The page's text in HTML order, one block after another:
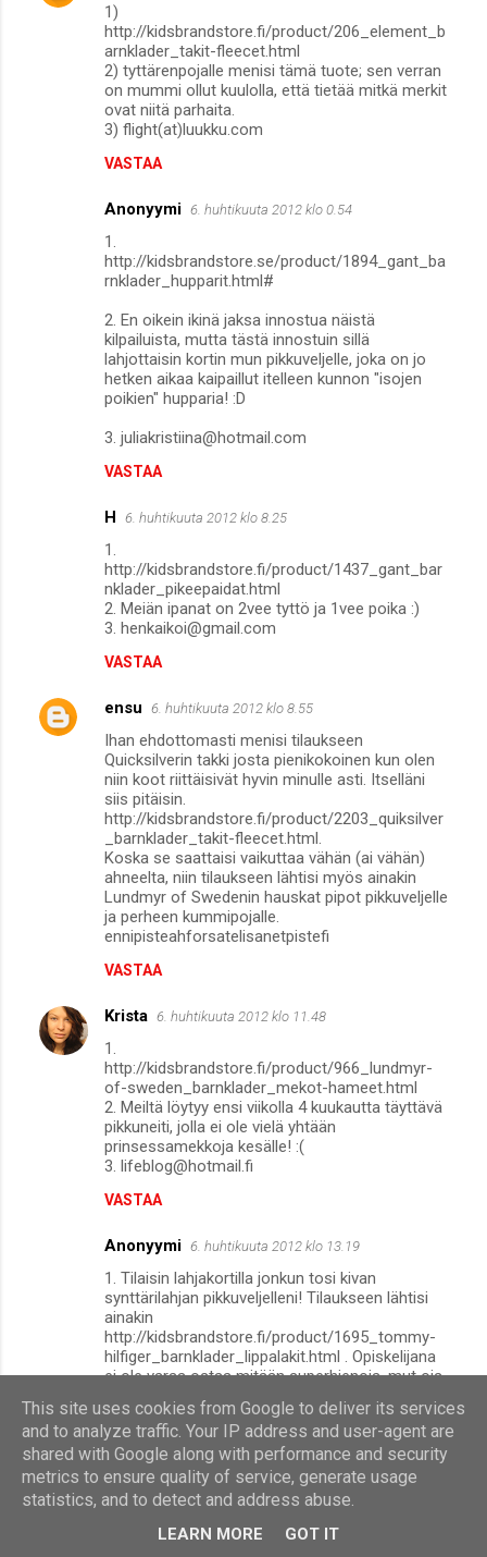
1)
http://kidsbrandstore.fi/product/206_element_b
arnklader_takit-fleecet.html
2) tyttärenpojalle menisi tämä tuote; sen verran
on mummi ollut kuulolla, että tietää mitkä merkit
ovat niitä parhaita.
3) flight(at)luukku.com
VASTAA
Anonyymi 6. huhtikuuta 2012 klo 0.54
1.
http://kidsbrandstore.se/product/1894_gant_ba
rnklader_hupparit.html#
2. En oikein ikinä jaksa innostua näistä
kilpailuista, mutta tästä innostuin sillä
lahjottaisin kortin mun pikkuveljelle, joka on jo
hetken aikaa kaipaillut itelleen kunnon "isojen
poikien" hupparia! :D
3. juliakristiina@hotmail.com
VASTAA
H 6. huhtikuuta 2012 klo 8.25
1.
http://kidsbrandstore.fi/product/1437_gant_bar
nklader_pikeepaidat.html
2. Meiän ipanat on 2vee tyttö ja 1vee poika :)
3. henkaikoi@gmail.com
VASTAA
ensu 6. huhtikuuta 2012 klo 8.55
Ihan ehdottomasti menisi tilaukseen
Quicksilverin takki josta pienikokoinen kun olen
niin koot riittäisivät hyvin minulle asti. Itselläni
siis pitäisin.
http://kidsbrandstore.fi/product/2203_quiksilver
_barnklader_takit-fleecet.html.
Koska se saattaisi vaikuttaa vähän (ai vähän)
ahneelta, niin tilaukseen lähtisi myös ainakin
Lundmyr of Swedenin hauskat pipot pikkuveljelle
ja perheen kummipojalle.
ennipisteahforsatelisanetpistefi
VASTAA
Krista 6. huhtikuuta 2012 klo 11.48
1.
http://kidsbrandstore.fi/product/966_lundmyr-
of-sweden_barnklader_mekot-hameet.html
2. Meiltä löytyy ensi viikolla 4 kuukautta täyttävä
pikkuneiti, jolla ei ole vielä yhtään
prinsessamekkoja kesälle! :(
3. lifeblog@hotmail.fi
VASTAA
Anonyymi 6. huhtikuuta 2012 klo 13.19
1. Tilaisin lahjakortilla jonkun tosi kivan
synttärilahjan pikkuveljelleni! Tilaukseen lähtisi
ainakin
http://kidsbrandstore.fi/product/1695_tommy-
hilfiger_barnklader_lippalakit.html . Opiskelijana
ei ole varaa ostaa mitään superhienoja, mut ois
huppari synttärilahjaksi:)
2. Pikkuveli on 17v!
3. pruely@hotmail.com
VASTAA
6. huhtikuuta 2012 klo 16.35
This site uses cookies from Google to deliver its services
and to analyze traffic. Your IP address and user-agent are
shared with Google along with performance and security
metrics to ensure quality of service, generate usage
statistics, and to detect and address abuse.
LEARN MORE GOT IT